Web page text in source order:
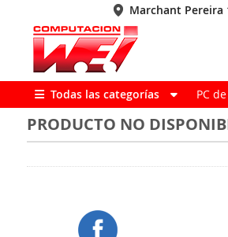
Marchant Pereira
Todas las categorías PC
PRODUCTO NO